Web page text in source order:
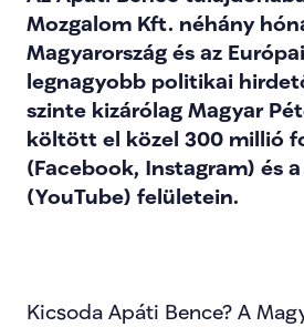
Mozgalom Kft. néhány
Magyarország és az
legnagyobb politikai
szinte kizárólag Magyar
költött el közel 300 millió
(Facebook, Instagram) és
(YouTube) felületein.
Kicsoda Apáti Bence? A